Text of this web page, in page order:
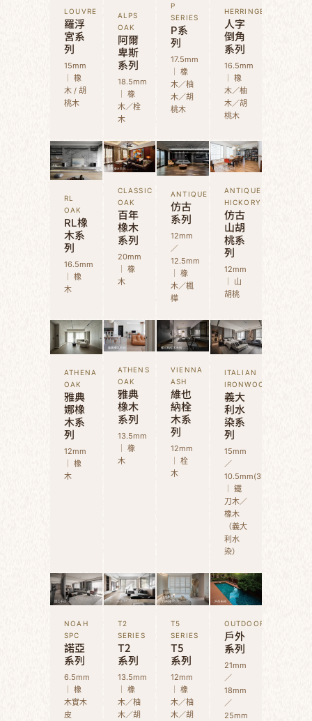
LOUVRE
羅浮
宮系
列
15mm
｜ 橡
木 / 胡
桃木
ALPS
OAK
阿爾
卑斯
系列
18.5mm
｜ 橡
木／栓
木
P
SERIES
P系
列
17.5mm
｜ 橡
木／柚
木／胡
桃木
HERRINGBONE
人字
倒角
系列
16.5mm
｜ 橡
木／柚
木／胡
桃木
RL
OAK
RL橡
木系
列
16.5mm
｜ 橡
木
CLASSIC
OAK
百年
橡木
系列
20mm
｜ 橡
木
ANTIQUE
仿古
系列
12mm
／
12.5mm
｜ 橡
木／楓
樺
ANTIQUE
HICKORY
仿古
山胡
桃系
列
12mm
｜ 山
胡桃
ATHENA
OAK
雅典
娜橡
木系
列
12mm
｜ 橡
木
ATHENS
OAK
雅典
橡木
系列
13.5mm
｜ 橡
木
VIENNA
ASH
維也
納栓
木系
列
12mm
｜ 栓
木
ITALIAN
IRONWOOD
義大
利水
染系
列
15mm
／
10.5mm(3D)
｜ 鐵
刀木／
橡木
（義大
利水
染）
NOAH
SPC
諾亞
系列
6.5mm
｜ 橡
木實木
皮
T2
SERIES
T2
系列
13.5mm
｜ 橡
木／柚
木／胡
T5
SERIES
T5
系列
12mm
｜ 橡
木／柚
木／胡
OUTDOOR
戶外
系列
21mm
／
18mm
／
25mm